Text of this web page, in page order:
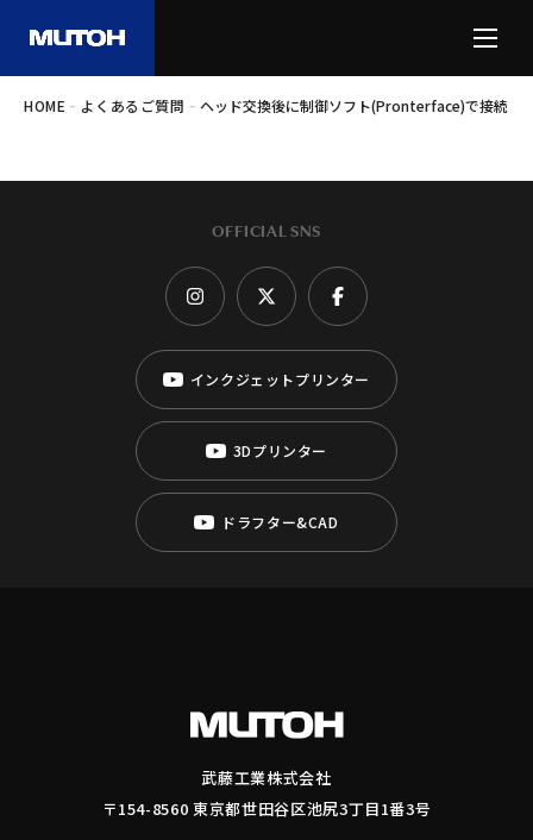
HOME - よくあるご質問 - ヘッド交換後に制御ソフト(Pronterface)で接続し
OFFICIAL SNS
インクジェットプリンター
3Dプリンター
ドラフター&CAD
武藤工業株式会社
〒154-8560 東京都世田谷区池尻3丁目1番3号